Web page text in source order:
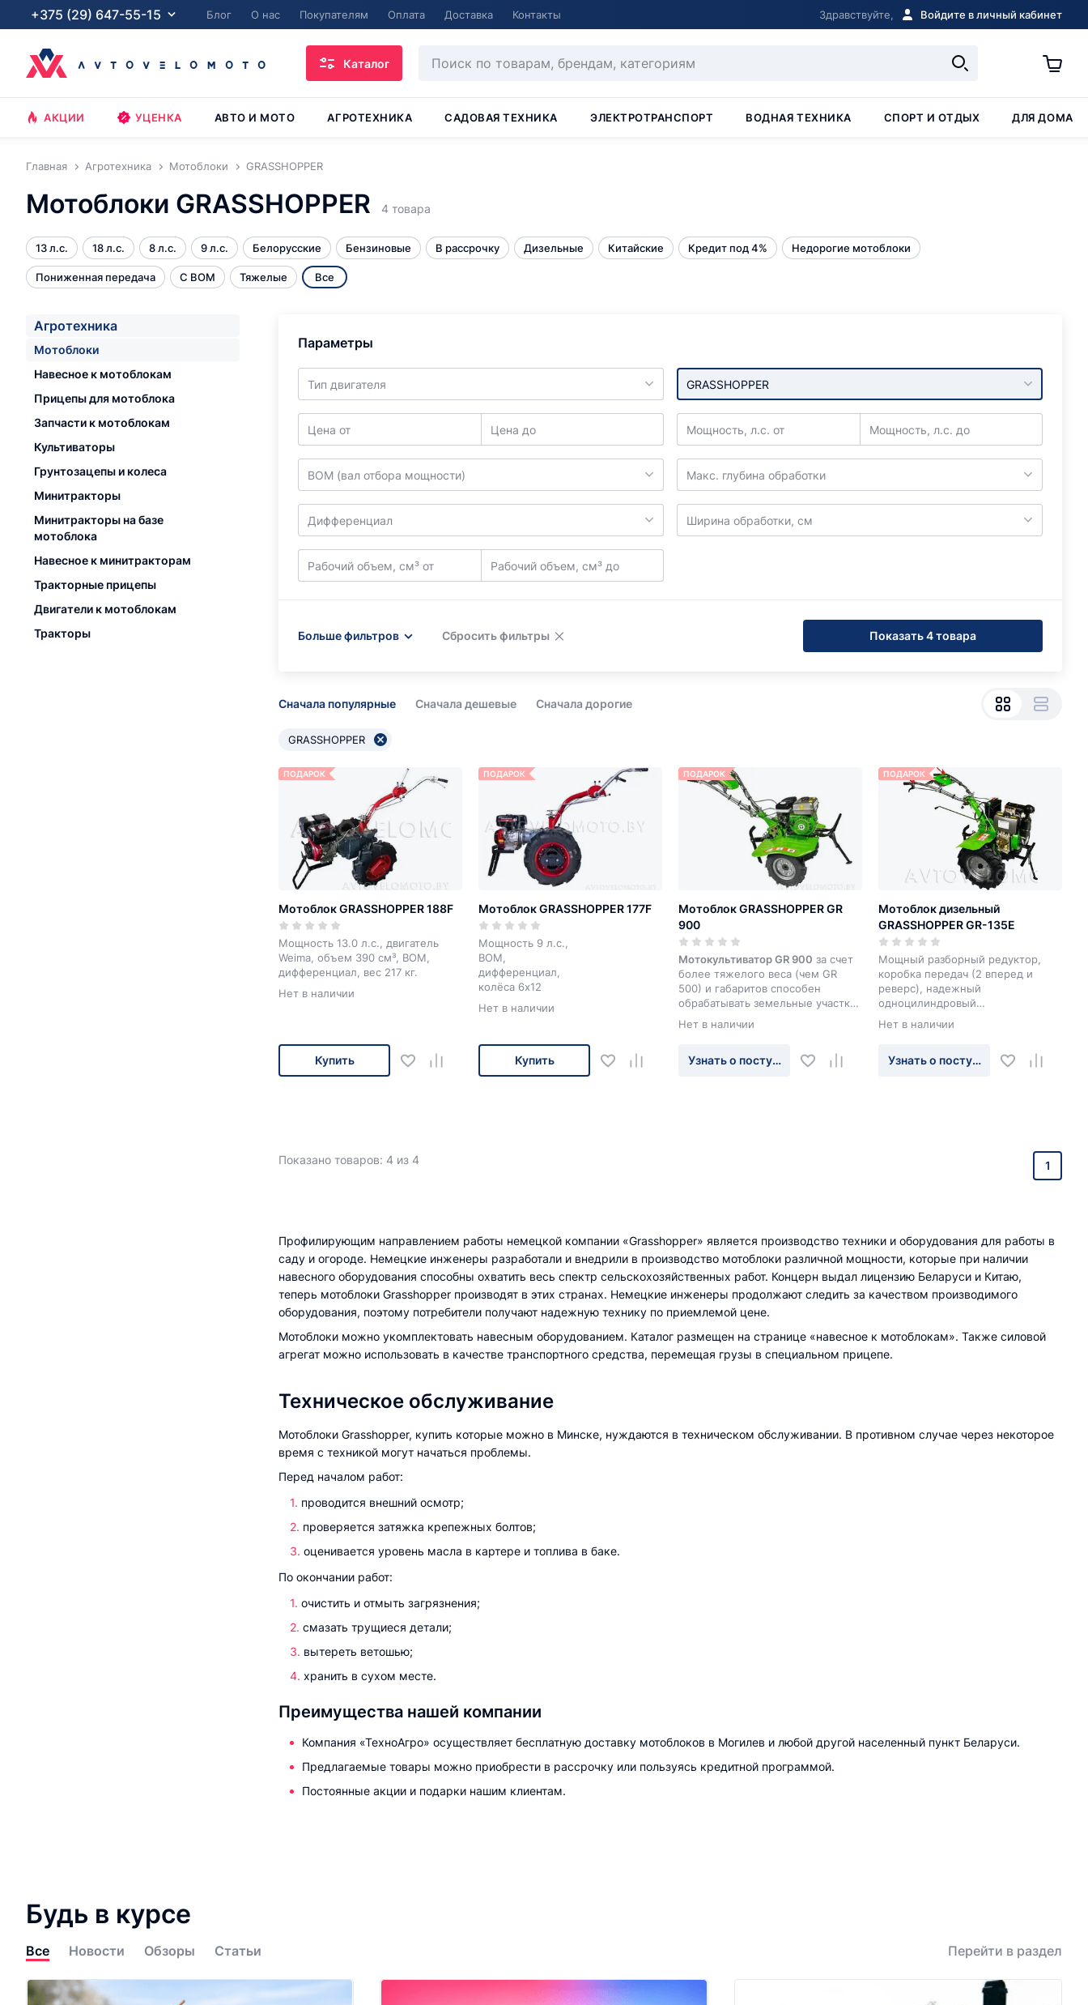
+375 (29) 647-55-15 Блог О нас Покупателям Оплата Доставка Контакты Здравствуйте, Войдите в личный кабинет
Каталог
АКЦИИ УЦЕНКА АВТО И МОТО АГРОТЕХНИКА САДОВАЯ ТЕХНИКА ЭЛЕКТРОТРАНСПОРТ ВОДНАЯ ТЕХНИКА СПОРТ И ОТДЫХ ДЛЯ ДОМА
Главная Агротехника Мотоблоки GRASSHOPPER
Мотоблоки GRASSHOPPER 4 товара
13 л.с. 18 л.с. 8 л.с. 9 л.с. Белорусские Бензиновые В рассрочку Дизельные Китайские Кредит под 4% Недорогие мотоблоки
Пониженная передача С ВОМ Тяжелые Все
Агротехника
Мотоблоки
Навесное к мотоблокам
Прицепы для мотоблока
Запчасти к мотоблокам
Культиваторы
Грунтозацепы и колеса
Минитракторы
Минитракторы на базе
мотоблока
Навесное к минитракторам
Тракторные прицепы
Двигатели к мотоблокам
Тракторы
Параметры
Тип двигателя GRASSHOPPER
Цена от Цена до Мощность, л.с. от Мощность, л.с. до
ВОМ (вал отбора мощности) Макс. глубина обработки
Дифференциал Ширина обработки, см
Рабочий объем, см³ от Рабочий объем, см³ до
Больше фильтров Сбросить фильтры Показать 4 товара
Сначала популярные Сначала дешевые Сначала дорогие
GRASSHOPPER
ПОДАРОК
Мотоблок GRASSHOPPER 188F
Мощность 13.0 л.с., двигатель
Weima, объем 390 см³, ВОМ,
дифференциал, вес 217 кг.
Нет в наличии
Купить
ПОДАРОК
Мотоблок GRASSHOPPER 177F
Мощность 9 л.с.,
ВОМ,
дифференциал,
колёса 6х12
Нет в наличии
Купить
ПОДАРОК
Мотоблок GRASSHOPPER GR
900
Мотокультиватор GR 900 за счет
более тяжелого веса (чем GR
500) и габаритов способен
обрабатывать земельные участки
с тяжелой почвой и вспахивать на
большую глубину.
Нет в наличии
Узнать о поступлении
ПОДАРОК
Мотоблок дизельный
GRASSHOPPER GR-135E
Мощный разборный редуктор,
коробка передач (2 вперед и
реверс), надежный
одноцилиндровый
четырехтактный дизельный
двигатель, электростартер,
регулируемая рукоятка, мощные
Нет в наличии
Узнать о поступлении
Показано товаров: 4 из 4 1
Профилирующим направлением работы немецкой компании «Grasshopper» является производство техники и оборудования для работы в
саду и огороде. Немецкие инженеры разработали и внедрили в производство мотоблоки различной мощности, которые при наличии
навесного оборудования способны охватить весь спектр сельскохозяйственных работ. Концерн выдал лицензию Беларуси и Китаю,
теперь мотоблоки Grasshopper производят в этих странах. Немецкие инженеры продолжают следить за качеством производимого
оборудования, поэтому потребители получают надежную технику по приемлемой цене.
Мотоблоки можно укомплектовать навесным оборудованием. Каталог размещен на странице «навесное к мотоблокам». Также силовой
агрегат можно использовать в качестве транспортного средства, перемещая грузы в специальном прицепе.
Техническое обслуживание
Мотоблоки Grasshopper, купить которые можно в Минске, нуждаются в техническом обслуживании. В противном случае через некоторое
время с техникой могут начаться проблемы.
Перед началом работ:
проводится внешний осмотр;
проверяется затяжка крепежных болтов;
оценивается уровень масла в картере и топлива в баке.
По окончании работ:
очистить и отмыть загрязнения;
смазать трущиеся детали;
вытереть ветошью;
хранить в сухом месте.
Преимущества нашей компании
Компания «ТехноАгро» осуществляет бесплатную доставку мотоблоков в Могилев и любой другой населенный пункт Беларуси.
Предлагаемые товары можно приобрести в рассрочку или пользуясь кредитной программой.
Постоянные акции и подарки нашим клиентам.
Будь в курсе
Все Новости Обзоры Статьи Перейти в раздел